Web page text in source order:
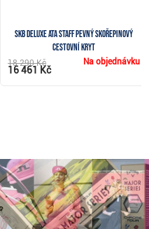
SKB Deluxe ATA Staff pevný skořepinový
cestovní kryt
Na objednávku
18 290 Kč
16 461 Kč